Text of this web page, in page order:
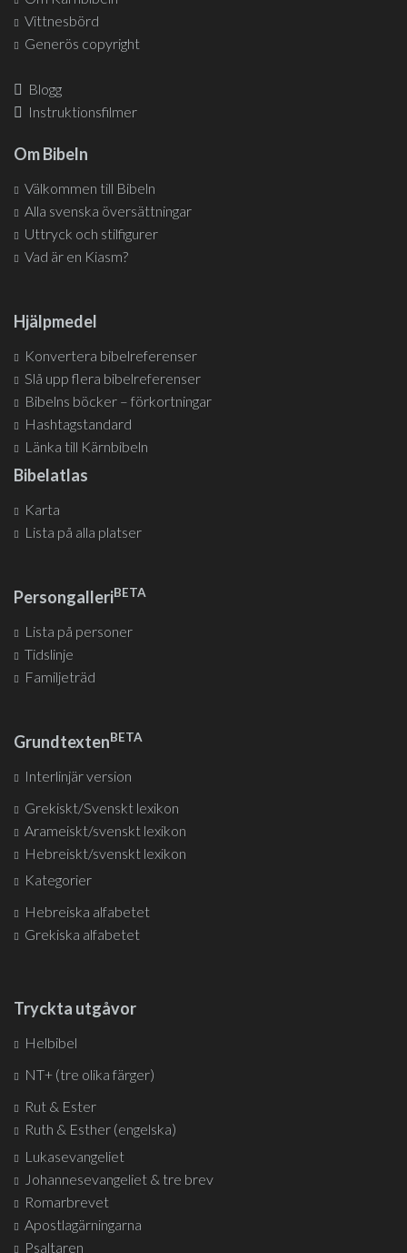
Vittnesbörd
Generös copyright
Blogg
Instruktionsfilmer
Om Bibeln
Välkommen till Bibeln
Alla svenska översättningar
Uttryck och stilfigurer
Vad är en Kiasm?
Hjälpmedel
Konvertera bibelreferenser
Slå upp flera bibelreferenser
Bibelns böcker – förkortningar
Hashtagstandard
Länka till Kärnbibeln
Bibelatlas
Karta
Lista på alla platser
PersongalleriBETA
Lista på personer
Tidslinje
Familjeträd
GrundtextenBETA
Interlinjär version
Grekiskt/Svenskt lexikon
Arameiskt/svenskt lexikon
Hebreiskt/svenskt lexikon
Kategorier
Hebreiska alfabetet
Grekiska alfabetet
Tryckta utgåvor
Helbibel
NT+ (tre olika färger)
Rut & Ester
Ruth & Esther (engelska)
Lukasevangeliet
Johannesevangeliet & tre brev
Romarbrevet
Apostlagärningarna
Psaltaren